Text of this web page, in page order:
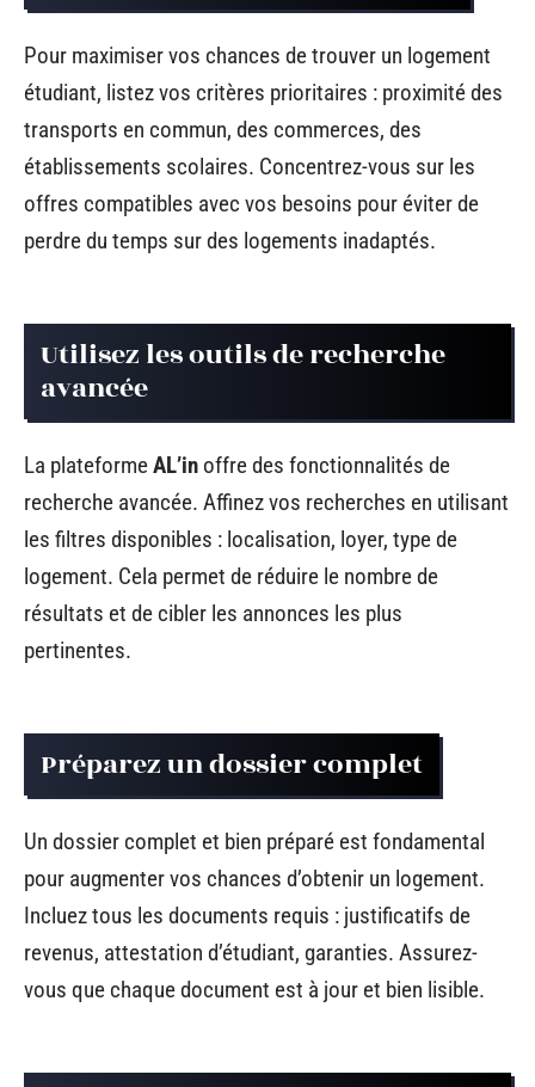
Pour maximiser vos chances de trouver un logement
étudiant, listez vos critères prioritaires : proximité des
transports en commun, des commerces, des
établissements scolaires. Concentrez-vous sur les
offres compatibles avec vos besoins pour éviter de
perdre du temps sur des logements inadaptés.
Utilisez les outils de recherche
avancée
La plateformeAL’in offre des fonctionnalités de
recherche avancée. Affinez vos recherches en utilisant
les filtres disponibles : localisation, loyer, type de
logement. Cela permet de réduire le nombre de
résultats et de cibler les annonces les plus
pertinentes.
Préparez un dossier complet
Un dossier complet et bien préparé est fondamental
pour augmenter vos chances d’obtenir un logement.
Incluez tous les documents requis : justificatifs de
revenus, attestation d’étudiant, garanties. Assurez-
vous que chaque document est à jour et bien lisible.